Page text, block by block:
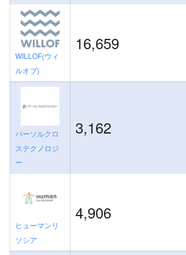
WILLOF(ウィ
ルオブ)
16,659
パーソルクロ
ステクノロジ
ー
3,162
ヒューマンリ
ソシア
4,906